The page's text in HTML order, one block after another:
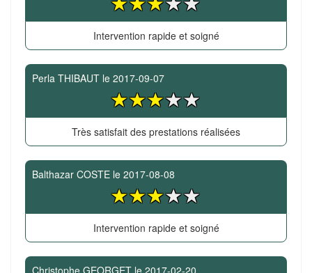
Intervention rapide et soigné
Perla THIBAUT le 2017-09-07
Très satisfait des prestations réalisées
Balthazar COSTE le 2017-08-08
Intervention rapide et soigné
Christophe GEORGET le 2017-02-20